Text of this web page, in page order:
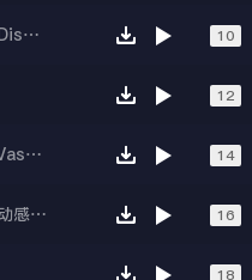
【沈风串烧】怀旧系列 沈阳迪吧80.90青春年代商业Disco疯狂摇头时间(3) - Dj小昊Jaeger 10
12
【沈风串烧】Red 1997 电子警察 2022 4y - Dj小昊Vast (black style) 14
【沈风串烧】沈阳DJ阿博ExcellentDjAbo博式曲风动感光波2 16
18